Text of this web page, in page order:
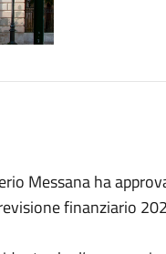
Messana ha
finanziario